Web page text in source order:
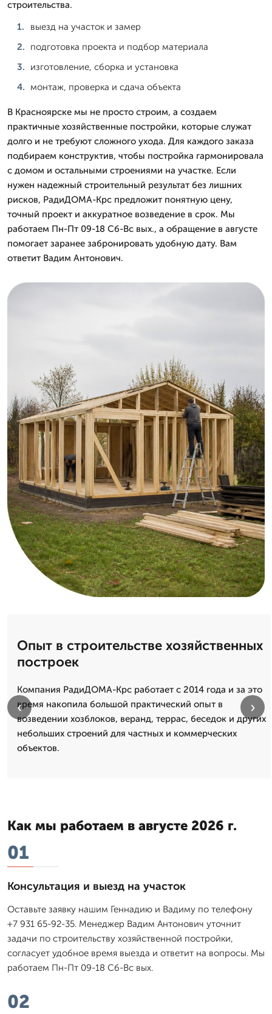
строительства.
выезд на участок и замер
подготовка проекта и подбор материала
изготовление, сборка и установка
монтаж, проверка и сдача объекта
В Красноярске мы не просто строим, а создаем
практичные хозяйственные постройки, которые служат
долго и не требуют сложного ухода. Для каждого заказа
подбираем конструктив, чтобы постройка гармонировала
с домом и остальными строениями на участке. Если
нужен надежный строительный результат без лишних
рисков, РадиДОМА-Крс предложит понятную цену,
точный проект и аккуратное возведение в срок. Мы
работаем Пн-Пт 09-18 Сб-Вс вых., а обращение в августе
помогает заранее забронировать удобную дату. Вам
ответит Вадим Антонович.
Опыт в строительстве хозяйственных
построек
Компания РадиДОМА-Крс работает с 2014 года и за это
время накопила большой практический опыт в
возведении хозблоков, веранд, террас, беседок и других
небольших строений для частных и коммерческих
объектов.
‹ ›
Как мы работаем в августе 2026 г.
01
Консультация и выезд на участок
Оставьте заявку нашим Геннадию и Вадиму по телефону
+7 931 65-92-35. Менеджер Вадим Антонович уточнит
задачи по строительству хозяйственной постройки,
согласует удобное время выезда и ответит на вопросы. Мы
работаем Пн-Пт 09-18 Сб-Вс вых.
02